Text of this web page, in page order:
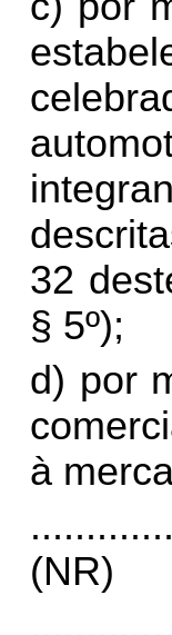
32
§ 5º);
d) por
à
(NR)